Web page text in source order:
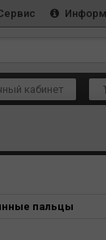
кабинет
пальцы